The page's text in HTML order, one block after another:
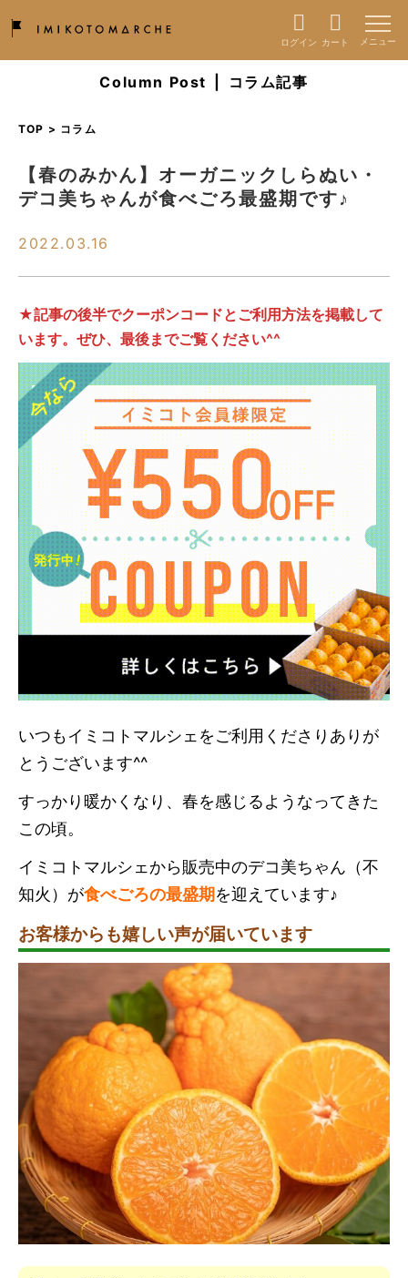
ログイン カート
Column Post コラム記事
TOP > コラム
【春のみかん】オーガニックしらぬい・
デコ美ちゃんが食べごろ最盛期です♪
2022.03.16
★記事の後半でクーポンコードとご利用方法を掲載して
います。ぜひ、最後までご覧ください^^
いつもイミコトマルシェをご利用くださりありが
とうございます^^
すっかり暖かくなり、春を感じるようなってきた
この頃。
イミコトマルシェから販売中のデコ美ちゃん（不
知火）が食べごろの最盛期を迎えています♪
お客様からも嬉しい声が届いています